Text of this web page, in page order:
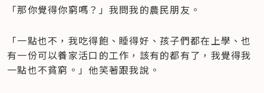
「那你覺得你窮嗎？」我問我的農民朋友。
「一點也不，我吃得飽、睡得好、孩子們都在上學、也
有一份可以養家活口的工作，該有的都有了，我覺得我
一點也不貧窮。」他笑著跟我說。